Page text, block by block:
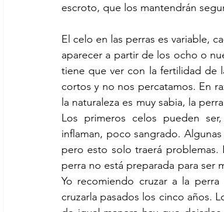
escroto, que los mantendrán
El celo en las perras es variable,
aparecer a partir de los ocho o
tiene que ver con la fertilidad de
cortos y no nos percatamos. En
la naturaleza es muy sabia, la
Los primeros celos pueden
inflaman, poco sangrado.
pero esto solo traerá
perra no está preparada para ser
Yo recomiendo cruzar a la
cruzarla pasados los cinco años.